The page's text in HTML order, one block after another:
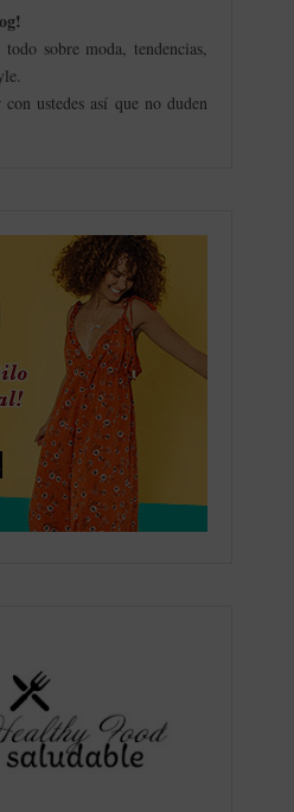
!
sobre moda, tendencias,
ustedes así que no duden